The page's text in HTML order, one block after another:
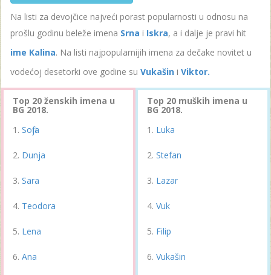
Na listi za devojčice najveći porast popularnosti u odnosu na
prošlu godinu beleže imena Srna i Iskra, a i dalje je pravi hit
ime Kalina. Na listi najpopularnijih imena za dečake novitet u
vodećoj desetorki ove godine su Vukašin i Viktor.
Top 20 ženskih imena u
BG 2018.
Sofija
Dunja
Sara
Teodora
Lena
Ana
Top 20 muških imena u
BG 2018.
Luka
Stefan
Lazar
Vuk
Filip
Vukašin